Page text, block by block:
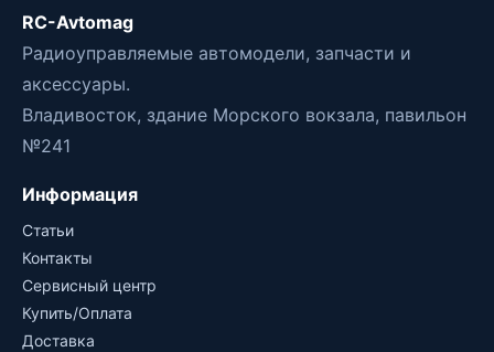
RC-Avtomag
Радиоуправляемые автомодели, запчасти и
аксессуары.
Владивосток, здание Морского вокзала, павильон
№241
Информация
Статьи
Контакты
Сервисный центр
Купить/Оплата
Доставка